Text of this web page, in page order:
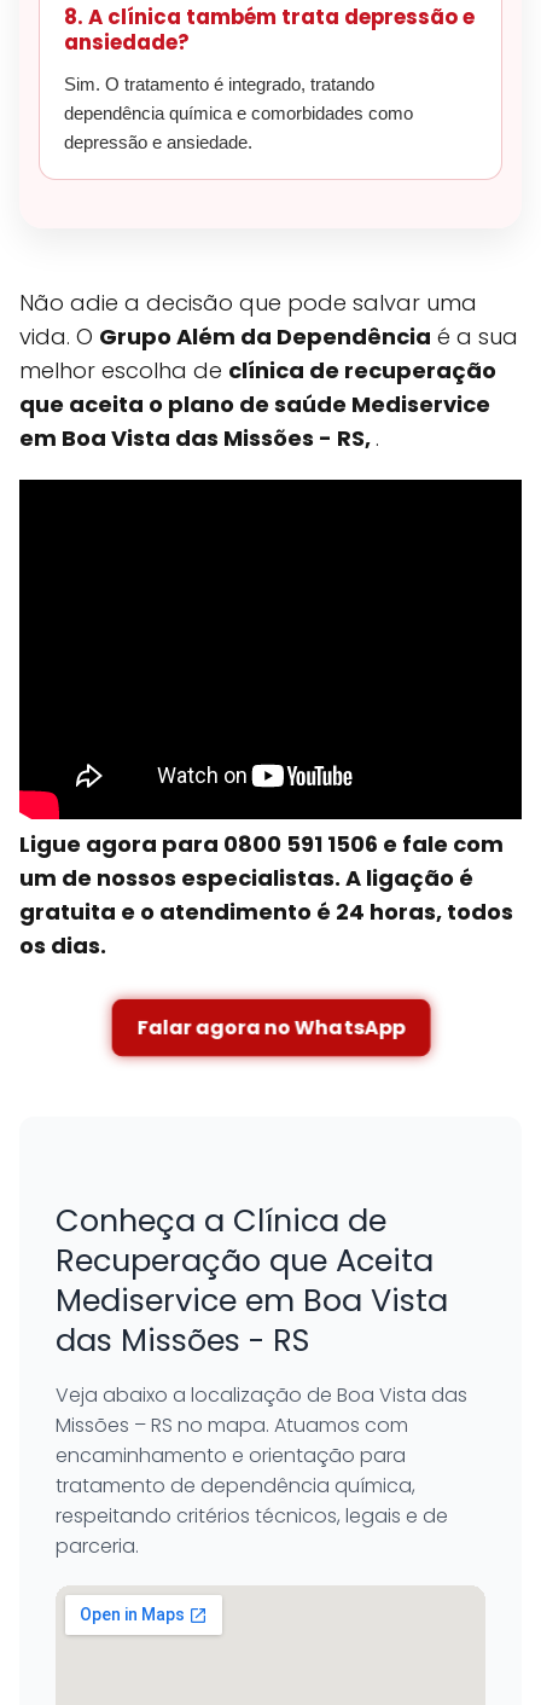
8. A clínica também trata depressão e
ansiedade?
Sim. O tratamento é integrado, tratando
dependência química e comorbidades como
depressão e ansiedade.
Não adie a decisão que pode salvar uma
vida. O Grupo Além da Dependência é a sua
melhor escolha de clínica de recuperação
que aceita o plano de saúde Mediservice
em Boa Vista das Missões - RS,.
Ligue agora para 0800 591 1506 e fale com
um de nossos especialistas. A ligação é
gratuita e o atendimento é 24 horas, todos
os dias.
Falar agora no WhatsApp
Conheça a Clínica de
Recuperação que Aceita
Mediservice em Boa Vista
das Missões - RS
Veja abaixo a localização de Boa Vista das
Missões – RS no mapa. Atuamos com
encaminhamento e orientação para
tratamento de dependência química,
respeitando critérios técnicos, legais e de
parceria.